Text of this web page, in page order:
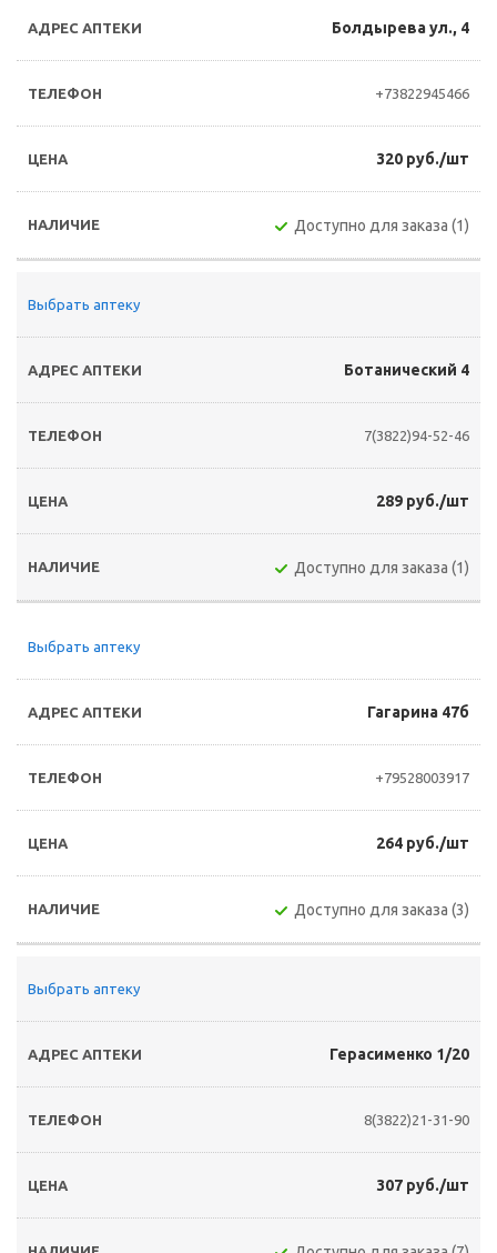
Болдырева ул., 4
+73822945466
320 руб./шт
Доступно для заказа (1)
Выбрать аптеку
Ботанический 4
7(3822)94-52-46
289 руб./шт
Доступно для заказа (1)
Выбрать аптеку
Гагарина 47б
+79528003917
264 руб./шт
Доступно для заказа (3)
Выбрать аптеку
Герасименко 1/20
8(3822)21-31-90
307 руб./шт